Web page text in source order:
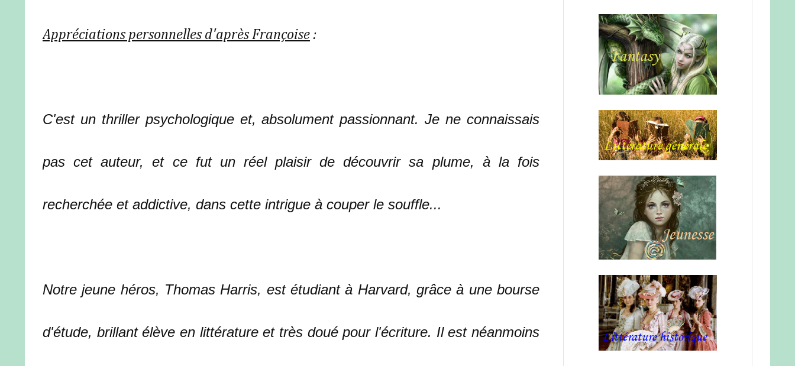
Appréciations personnelles d'après Françoise :
C'est un thriller psychologique et, absolument passionnant. Je ne connaissais
pas cet auteur, et ce fut un réel plaisir de découvrir sa plume, à la fois
recherchée et addictive, dans cette intrigue à couper le souffle...
Notre jeune héros, Thomas Harris, est étudiant à Harvard, grâce à une bourse
d'étude, brillant élève en littérature et très doué pour l'écriture. Il est néanmoins